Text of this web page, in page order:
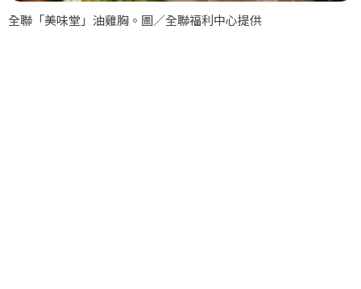
全聯「美味堂」油雞胸。圖／全聯福利中心提供